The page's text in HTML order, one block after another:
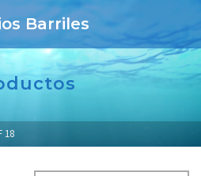
Barriles
18